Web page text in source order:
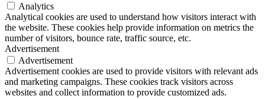
Analytics
Analytical cookies are used to understand how visitors interact with
the website. These cookies help provide information on metrics the
number of visitors, bounce rate, traffic source, etc.
Advertisement
Advertisement
Advertisement cookies are used to provide visitors with relevant ads
and marketing campaigns. These cookies track visitors across
websites and collect information to provide customized ads.